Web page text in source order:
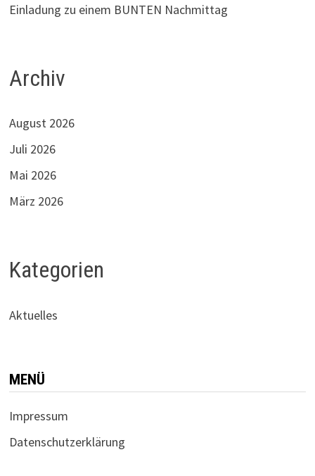
Einladung zu einem BUNTEN Nachmittag
Archiv
August 2026
Juli 2026
Mai 2026
März 2026
Kategorien
Aktuelles
MENÜ
Impressum
Datenschutz­erklärung